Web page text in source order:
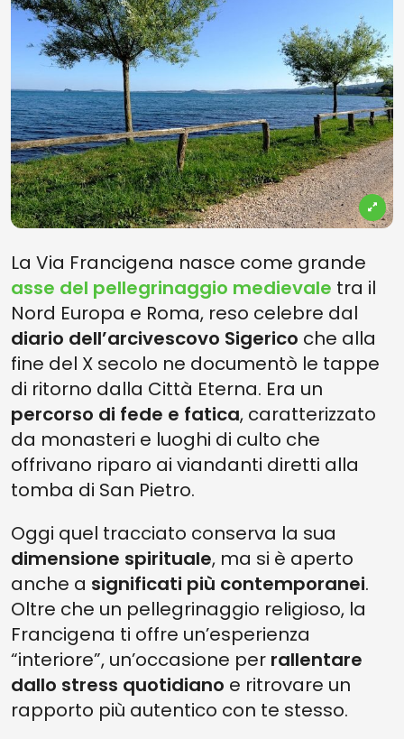
La Via Francigena nasce come grande
asse del pellegrinaggio medievale tra il
Nord Europa e Roma, reso celebre dal
diario dell’arcivescovo Sigerico che alla
fine del X secolo ne documentò le tappe
di ritorno dalla Città Eterna. Era un
percorso di fede e fatica, caratterizzato
da monasteri e luoghi di culto che
offrivano riparo ai viandanti diretti alla
tomba di San Pietro.
Oggi quel tracciato conserva la sua
dimensione spirituale, ma si è aperto
anche a significati più contemporanei.
Oltre che un pellegrinaggio religioso, la
Francigena ti offre un’esperienza
“interiore”, un’occasione per rallentare
dallo stress quotidiano e ritrovare un
rapporto più autentico con te stesso.